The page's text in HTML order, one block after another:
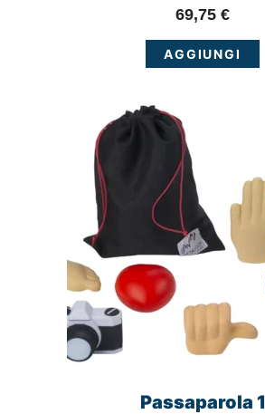
69,75 €
AGGIUNGI
Passaparola 1